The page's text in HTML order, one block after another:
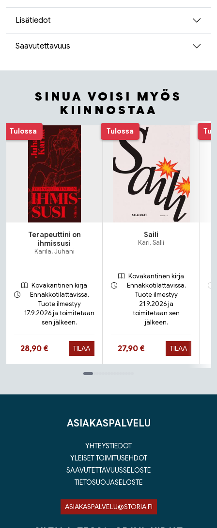
Lisätiedot
Saavutettavuus
SINUA VOISI MYÖS
KIINNOSTAA
Tuoteluettelon alku
Tulossa
Terapeuttini on
ihmissusi
Karila, Juhani
Kovakantinen kirja
Ennakkotilattavissa.
Tuote ilmestyy
17.9.2026 ja toimitetaan
sen jälkeen.
Hinta nyt
28,90 € TILAA
Tulossa
Saili
Kari, Salli
Kovakantinen kirja
Ennakkotilattavissa.
Tuote ilmestyy
21.9.2026 ja
toimitetaan sen
jälkeen.
Hinta nyt
27,90 € TILAA
ASIAKASPALVELU
YHTEYSTIEDOT
YLEISET TOIMITUSEHDOT
SAAVUTETTAVUUSSELOSTE
TIETOSUOJASELOSTE
ASIAKASPALVELU@STORIA.FI